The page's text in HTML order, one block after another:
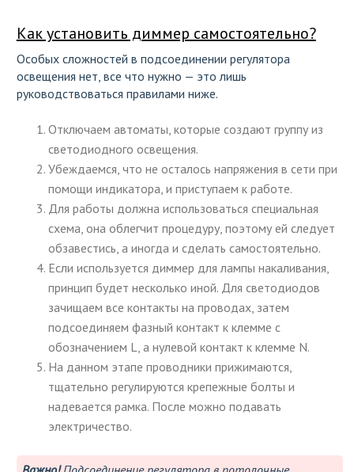
Как установить диммер самостоятельно?
Особых сложностей в подсоединении регулятора
освещения нет, все что нужно — это лишь
руководствоваться правилами ниже.
Отключаем автоматы, которые создают группу из
светодиодного освещения.
Убеждаемся, что не осталось напряжения в сети при
помощи индикатора, и приступаем к работе.
Для работы должна использоваться специальная
схема, она облегчит процедуру, поэтому ей следует
обзавестись, а иногда и сделать самостоятельно.
Если используется диммер для лампы накаливания,
принцип будет несколько иной. Для светодиодов
зачищаем все контакты на проводах, затем
подсоединяем фазный контакт к клемме с
обозначением L, а нулевой контакт к клемме N.
На данном этапе проводники прижимаются,
тщательно регулируются крепежные болты и
надевается рамка. После можно подавать
электричество.